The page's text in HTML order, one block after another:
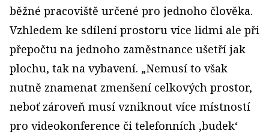
běžné pracoviště určené pro jednoho člověka.
Vzhledem ke sdílení prostoru více lidmi ale při
přepočtu na jednoho zaměstnance ušetří jak
plochu, tak na vybavení. „Nemusí to však
nutně znamenat zmenšení celkových prostor,
neboť zároveň musí vzniknout více místností
pro videokonference či telefonních ‚budek‘